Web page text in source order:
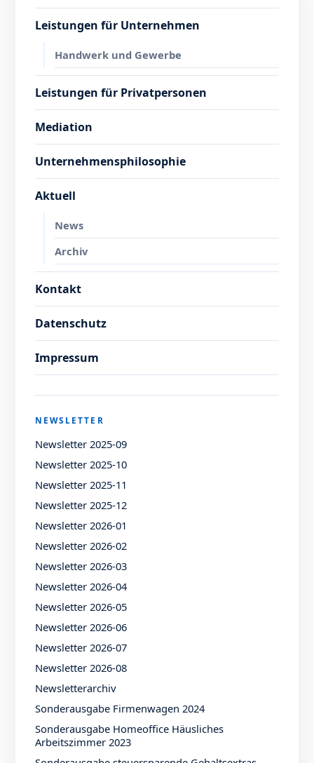
Leistungen für Unternehmen
Handwerk und Gewerbe
Leistungen für Privatpersonen
Mediation
Unternehmensphilosophie
Aktuell
News
Archiv
Kontakt
Datenschutz
Impressum
NEWSLETTER
Newsletter 2025-09
Newsletter 2025-10
Newsletter 2025-11
Newsletter 2025-12
Newsletter 2026-01
Newsletter 2026-02
Newsletter 2026-03
Newsletter 2026-04
Newsletter 2026-05
Newsletter 2026-06
Newsletter 2026-07
Newsletter 2026-08
Newsletterarchiv
Sonderausgabe Firmenwagen 2024
Sonderausgabe Homeoffice Häusliches
Arbeitszimmer 2023